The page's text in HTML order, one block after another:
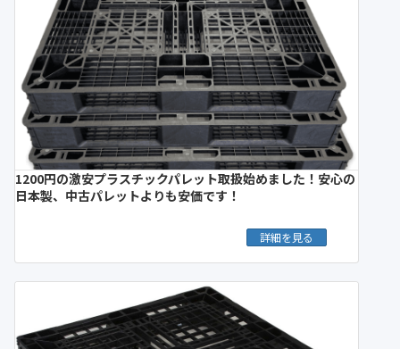
1200円の激安プラスチックパレット取扱始めました！安心の
日本製、中古パレットよりも安価です！
詳細を見る